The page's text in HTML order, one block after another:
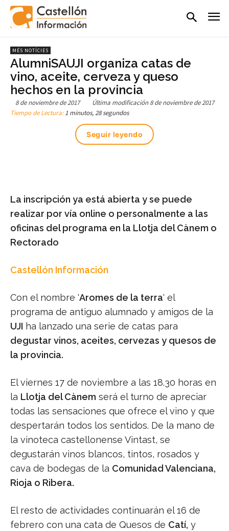
MÉS NOTÍCIES
AlumniSAUJI organiza catas de
vino, aceite, cerveza y queso
hechos en la provincia
8 de noviembre de 2017 Última modificación 8 de noviembre de 2017
Tiempo de Lectura:1 minutos, 28 segundos
Seguir leyendo
La inscripción ya está abierta y se puede
realizar por vía online o personalmente a las
oficinas del programa en la Llotja del Cànem o
Rectorado
Castellón Información
Con el nombre 'Aromes de la terra' el
programa de antiguo alumnado y amigos de la
UJI ha lanzado una serie de catas para
degustar vinos, aceites, cervezas y quesos de
la provincia.
El viernes 17 de noviembre a las 18.30 horas en
la Llotja del Cànem será el turno de apreciar
todas las sensaciones que ofrece el vino y que
despertarán todos los sentidos. De la mano de
la vinoteca castellonense Vintast, se
degustarán vinos blancos, tintos, rosados y
cava de bodegas de la Comunidad Valenciana,
Rioja o Ribera.
El resto de actividades continuarán el 16 de
febrero con una cata de Quesos de Catí, y